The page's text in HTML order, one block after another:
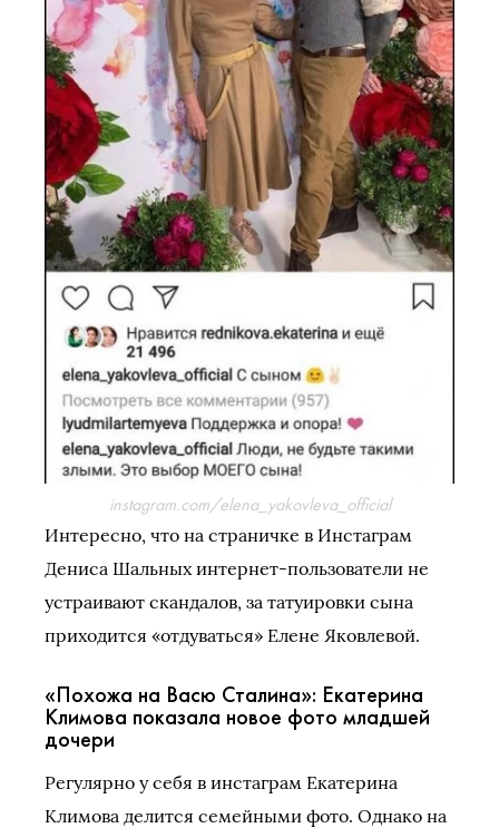
instagram.com/elena_yakovleva_official
Интересно, что на страничке в Инстаграм
Дениса Шальных интернет-пользователи не
устраивают скандалов, за татуировки сына
приходится «отдуваться» Елене Яковлевой.
«Похожа на Васю Сталина»: Екатерина
Климова показала новое фото младшей
дочери
Регулярно у себя в инстаграм Екатерина
Климова делится семейными фото. Однако на